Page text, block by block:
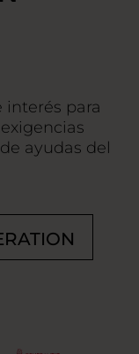
para
ayudas del